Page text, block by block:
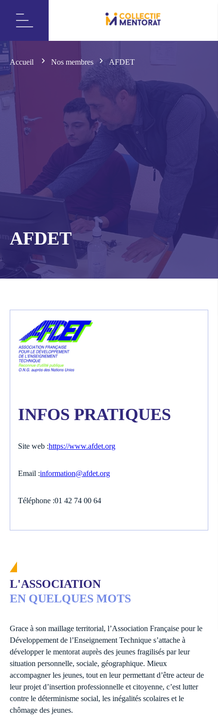
Accueil Nos membres AFDET
AFDET
L'ASSOCIATION
EN QUELQUES MOTS
Grace à son maillage territorial, l’Association Française pour le
Développement de l’Enseignement Technique s’attache à
développer le mentorat auprès des jeunes fragilisés par leur
situation personnelle, sociale, géographique. Mieux
accompagner les jeunes, tout en leur permettant d’être acteur de
leur projet d’insertion professionnelle et citoyenne, c’est lutter
contre le déterminisme social, les inégalités scolaires et le
chômage des jeunes.
INFOS PRATIQUES
Site web :https://www.afdet.org
Email :information@afdet.org
Téléphone :01 42 74 00 64